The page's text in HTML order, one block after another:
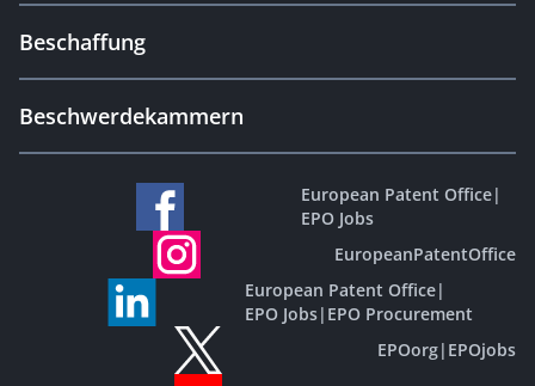
Beschaffung
Beschwerdekammern
European Patent Office|
EPO Jobs
EuropeanPatentOffice
European Patent Office|
EPO Jobs| EPO Procurement
EPOorg| EPOjobs